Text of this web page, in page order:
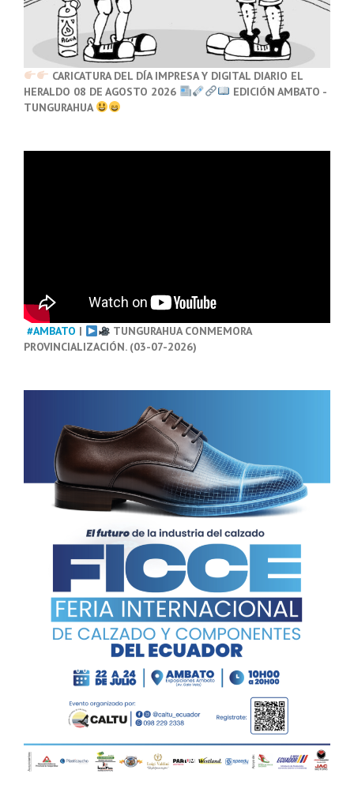
CARICATURA DEL DÍA IMPRESA Y DIGITAL DIARIO EL
HERALDO 08 DE AGOSTO 2026
EDICIÓN AMBATO -
TUNGURAHUA
#AMBATO |
TUNGURAHUA CONMEMORA
PROVINCIALIZACIÓN. (03-07-2026)